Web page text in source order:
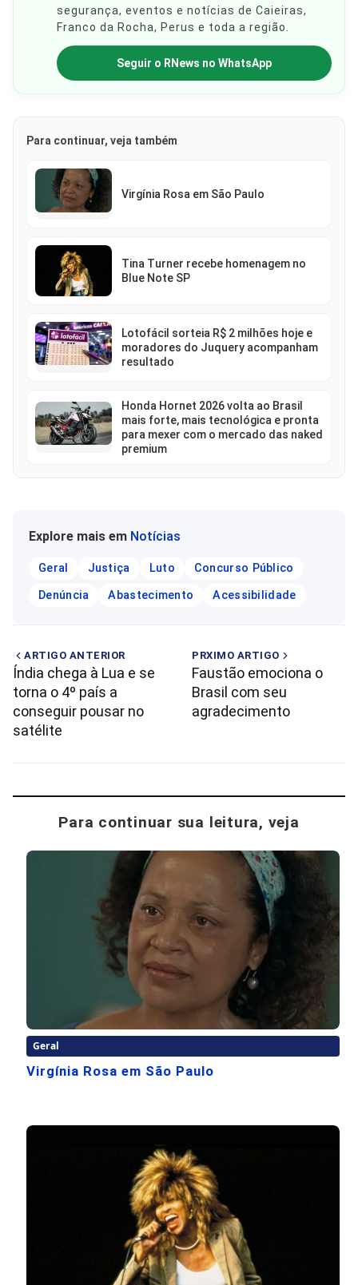
segurança, eventos e notícias de Caieiras,
Franco da Rocha, Perus e toda a região.
Seguir o RNews no WhatsApp
Para continuar, veja também
Virgínia Rosa em São Paulo
Tina Turner recebe homenagem no
Blue Note SP
Lotofácil sorteia R$ 2 milhões hoje e
moradores do Juquery acompanham
resultado
Honda Hornet 2026 volta ao Brasil
mais forte, mais tecnológica e pronta
para mexer com o mercado das naked
premium
Explore mais em Notícias
Geral Justiça Luto
Concurso Público
Denúncia
Abastecimento Acessibilidade
ARTIGO ANTERIOR
Índia chega à Lua e se
torna o 4º país a
conseguir pousar no
satélite
PRXIMO ARTIGO
Faustão emociona o
Brasil com seu
agradecimento
Para continuar sua leitura, veja
Geral
Virgínia Rosa em São Paulo